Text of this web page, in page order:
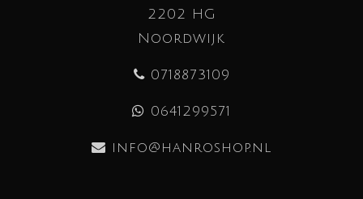
2202 HG
Noordwijk
0718873109
0641299571
info@hanroshop.nl